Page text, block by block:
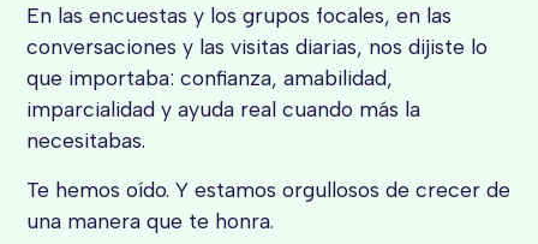
En las encuestas y los grupos focales, en las
conversaciones y las visitas diarias, nos dijiste lo
que importaba: confianza, amabilidad,
imparcialidad y ayuda real cuando más la
necesitabas.
Te hemos oído. Y estamos orgullosos de crecer de
una manera que te honra.